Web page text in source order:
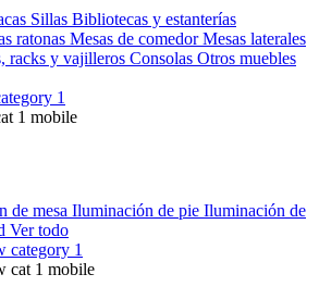
Sillas Bibliotecas y estanterías
ratonas Mesas de comedorMesas laterales
racks y vajilleros Consolas Otros muebles
de mesa Iluminación de pie Iluminación de
Ver todo